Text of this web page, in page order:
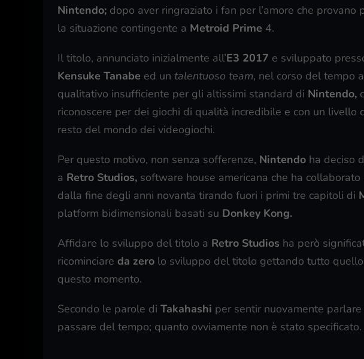
Nintendo; dopo aver ringraziato i fan per l’amore che provano
la situazione contingente a Metroid Prime 4.
Il titolo, annunciato inizialmente all’E3 2017 e sviluppato
Kensuke Tanabe ed un talentuoso team, nel corso del tempo
qualitativo insufficiente per gli altissimi standard di Nintendo,
riconoscere per dei giochi di qualità incredibile e con un livello
resto del mondo dei videogiochi.
Per questo motivo, non senza sofferenze, Nintendo ha deciso
a Retro Studios, software house americana che ha collaborato
dalla fine degli anni novanta tirando fuori i primi tre capitoli di
platform bidimensionali basati su Donkey Kong.
Affidare lo sviluppo del titolo a Retro Studios ha però
ricominciare da zero lo sviluppo del titolo gettando tutto
questo momento.
Secondo le parole di Takahashi per sentir nuovamente
passare del tempo; quanto ovviamente non è stato specificato.